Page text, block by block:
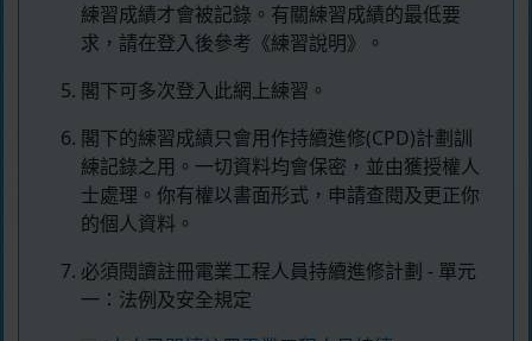
練習成績才會被記錄。有關練習成績的最低要
求，請在登入後參考《練習說明》。
閣下可多次登入此網上練習。
閣下的練習成績只會用作持續進修(CPD)計劃訓
練記錄之用。一切資料均會保密，並由獲授權人
士處理。你有權以書面形式，申請查閱及更正你
的個人資料。
必須閱讀註冊電業工程人員持續進修計劃 - 單元
一：法例及安全規定